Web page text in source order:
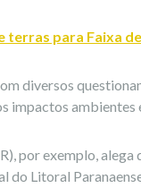
terras para Faixa
diversos
impactos
por exemplo,
Litoral